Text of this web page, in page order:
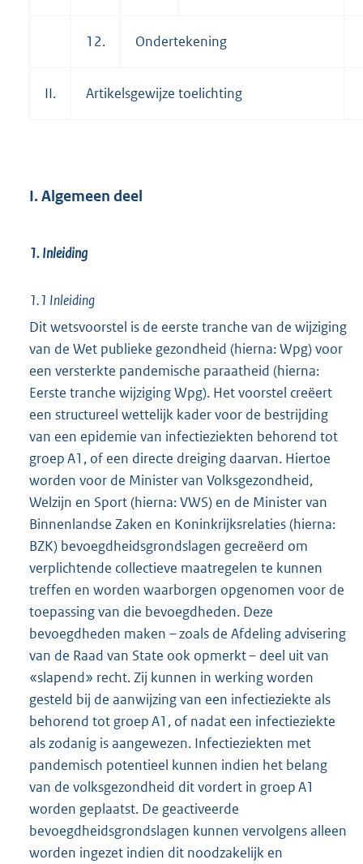
12. Ondertekening
II. Artikelsgewijze toelichting
I. Algemeen deel
1. Inleiding
1.1 Inleiding
Dit wetsvoorstel is de eerste tranche van de wijziging
van de Wet publieke gezondheid (hierna: Wpg) voor
een versterkte pandemische paraatheid (hierna:
Eerste tranche wijziging Wpg). Het voorstel creëert
een structureel wettelijk kader voor de bestrijding
van een epidemie van infectieziekten behorend tot
groep A1, of een directe dreiging daarvan. Hiertoe
worden voor de Minister van Volksgezondheid,
Welzijn en Sport (hierna: VWS) en de Minister van
Binnenlandse Zaken en Koninkrijksrelaties (hierna:
BZK) bevoegdheidsgrondslagen gecreëerd om
verplichtende collectieve maatregelen te kunnen
treffen en worden waarborgen opgenomen voor de
toepassing van die bevoegdheden. Deze
bevoegdheden maken – zoals de Afdeling advisering
van de Raad van State ook opmerkt – deel uit van
«slapend» recht. Zij kunnen in werking worden
gesteld bij de aanwijzing van een infectieziekte als
behorend tot groep A1, of nadat een infectieziekte
als zodanig is aangewezen. Infectieziekten met
pandemisch potentieel kunnen indien het belang
van de volksgezondheid dit vordert in groep A1
worden geplaatst. De geactiveerde
bevoegdheidsgrondslagen kunnen vervolgens alleen
worden ingezet indien dit noodzakelijk en